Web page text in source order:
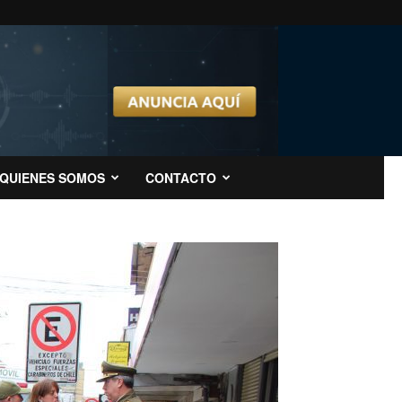
QUIENES SOMOS CONTACTO